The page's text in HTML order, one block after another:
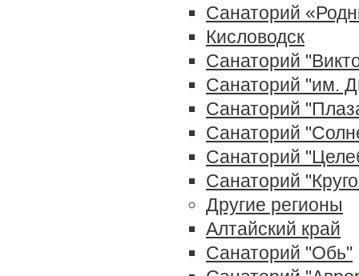
Санаторий
Кисловодск
Санаторий
Санаторий "им.
Санаторий
Санаторий
Санаторий
Санаторий
Другие регионы
Алтайский край
Санаторий "Обь"